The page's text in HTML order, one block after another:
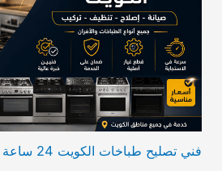
فني تصليح طباخات الكويت 24 ساعة | صيانة أفران الغاز